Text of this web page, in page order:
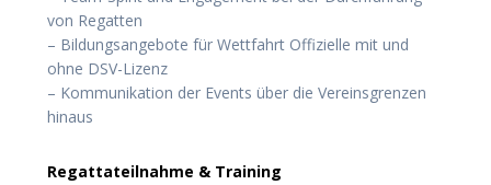
von Regatten
– Bildungsangebote für Wettfahrt Offizielle mit und
ohne DSV-Lizenz
– Kommunikation der Events über die Vereinsgrenzen
hinaus
Regattateilnahme & Training